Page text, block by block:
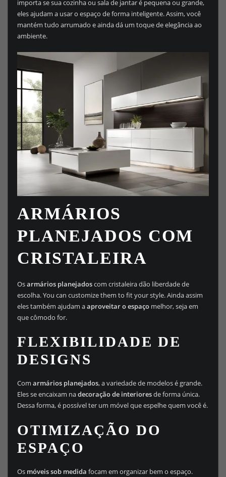
importa se sua cozinha ou sala de jantar é pequena ou grande,
eles ajudam a usar o espaço de forma inteligente. Assim, você
mantém tudo arrumado e ainda dá um toque de elegância ao
ambiente.
ARMÁRIOS
PLANEJADOS COM
CRISTALEIRA
Osarmários planejadoscom cristaleira dão liberdade de
escolha. You can customize them to fit your style. Ainda assim
eles também ajudam aaproveitar o espaçomelhor, seja em
que cômodo for.
FLEXIBILIDADE DE
DESIGNS
Com armários planejados, a variedade de modelos é grande.
Eles se encaixam nadecoração de interioresde forma única.
Dessa forma, é possível ter um móvel que espelhe quem você é.
OTIMIZAÇÃO DO
ESPAÇO
Os móveis sob medida focam em organizar bem o espaço.